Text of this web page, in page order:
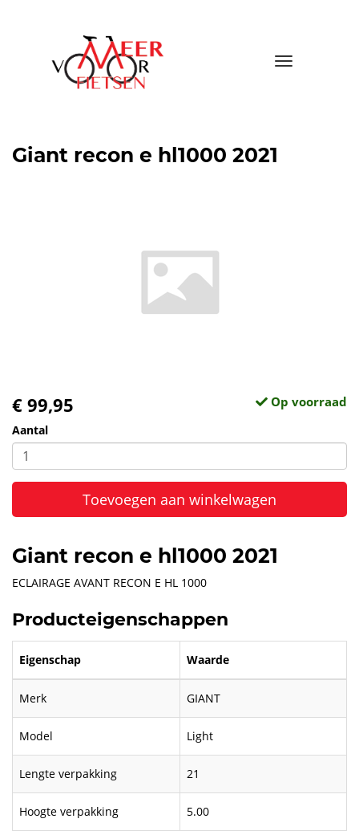
Toggle
Giant recon e hl1000 2021
€ 99,95 Op voorraad
Aantal
Toevoegen aan winkelwagen
Giant recon e hl1000 2021
ECLAIRAGE AVANT RECON E HL 1000
Producteigenschappen
Eigenschap Waarde
Merk GIANT
Model Light
Lengte verpakking 21
Hoogte verpakking 5.00